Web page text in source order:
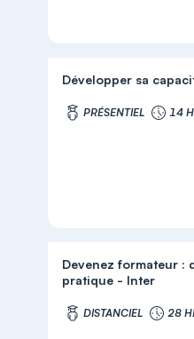
Développer sa
PRÉSENTIEL 14
Devenez formateur :
pratique - Inter
DISTANCIEL 28